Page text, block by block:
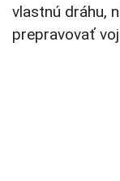
vlastnú dráhu,
prepravovať